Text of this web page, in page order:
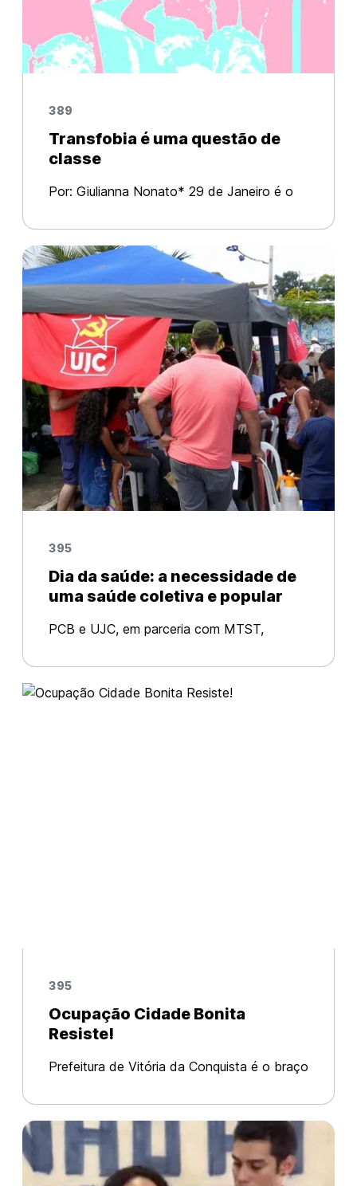
389
Transfobia é uma questão de
classe
Por: Giulianna Nonato* 29 de Janeiro é o
mulheres transexuais, e homens trans.
Durante toda esta semana ocorrem
diversos eventos pelo Brasil para debater d
395
Dia da saúde: a necessidade de
uma saúde coletiva e popular
PCB e UJC, em parceria com MTST,
Recife Via: UJC Pernambuco No domingo
(21/05) o Partido Comunista Brasileiro
395
Ocupação Cidade Bonita
Resiste!
Prefeitura de Vitória da Conquista é o braço
ocupação Cidade Bonita, no bairro Nova
Cidade, foi covardemente atacada nesse
sábado (25). Ao raiar do dia, tratores da